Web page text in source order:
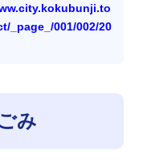
_page_/001/002/20
み